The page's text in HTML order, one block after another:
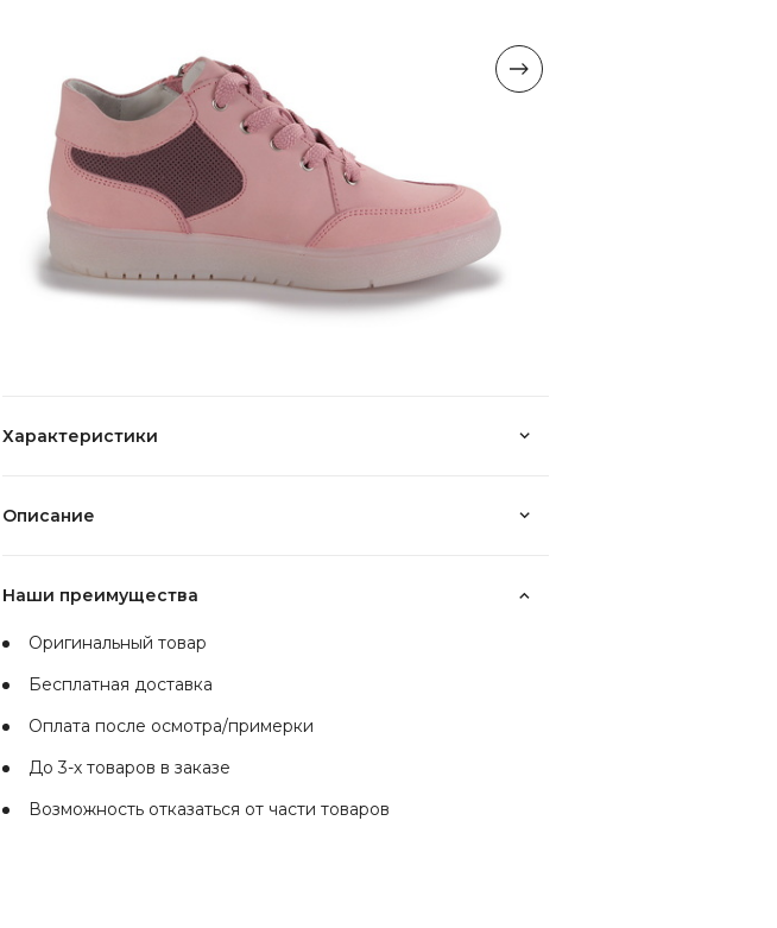
Характеристики
Описание
Наши преимущества
Оригинальный товар
Бесплатная доставка
Оплата после осмотра/примерки
До 3-х товаров в заказе
Возможность отказаться от части товаров